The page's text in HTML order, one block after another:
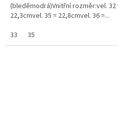
(bleděmodrá)Vnitřní rozměr:vel. 32
22,3cmvel. 35 = 22,8cmvel. 36 =...
33
35